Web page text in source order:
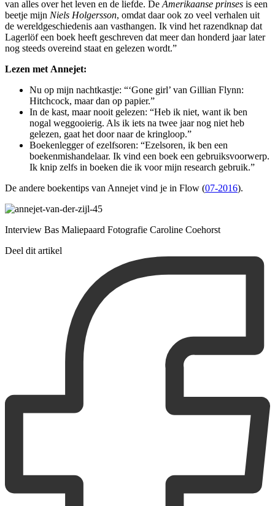
van alles over het leven en de liefde. De Amerikaanse prinses is een
beetje mijn Niels Holgersson, omdat daar ook zo veel verhalen uit
de wereldgeschiedenis aan vasthangen. Ik vind het razendknap dat
Lagerlöf een boek heeft geschreven dat meer dan honderd jaar later
nog steeds overeind staat en gelezen wordt.”
Lezen met Annejet:
Nu op mijn nachtkastje: “‘Gone girl’ van Gillian Flynn:
Hitchcock, maar dan op papier.”
In de kast, maar nooit gelezen: “Heb ik niet, want ik ben
nogal weggooierig. Als ik iets na twee jaar nog niet heb
gelezen, gaat het door naar de kringloop.”
Boekenlegger of ezelfsoren: “Ezelsoren, ik ben een
boekenmishandelaar. Ik vind een boek een gebruiksvoorwerp.
Ik knip zelfs in boeken die ik voor mijn research gebruik.”
De andere boekentips van Annejet vind je in Flow (07-2016).
Interview Bas Maliepaard Fotografie Caroline Coehorst
Deel dit artikel